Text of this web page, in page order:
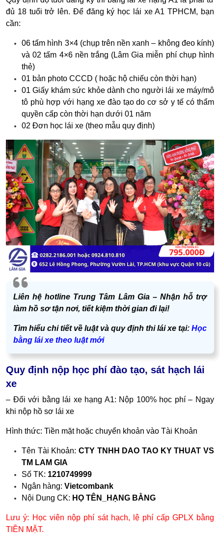
đủ 18 tuổi trở lên. Để đăng ký học lái xe A1 TPHCM, bạn
cần:
06 tấm hình 3×4 (chụp trên nền xanh – không đeo kính)
và02 tấm 4×6 nền trắng (Lâm Gia miễn phí chụp hình
thẻ)
01 bản photo CCCD ( hoặc hộ chiếu còn thời hạn)
01 Giấy khám sức khỏe dành cho người lái xe máy/mô
tô phù hợp với hạng xe đào tạo do cơ sở y tế có thẩm
quyền cấp còn thời hạn dưới 01 năm
02 Đơn học lái xe (theo mẫu quy định)
Liên hệ hotline Trung Tâm Lâm Gia – Nhận hỗ trợ
làm hồ sơ tận nơi, tiết kiệm thời gian đi lại!
Tìm hiểu chi tiết về luật và quy định thi lái xe tại: Học
bằng lái xe theo luật mới
Quy định nộp học phí đào tạo, sát hạch lái
xe
– Đối với bằng lái xe hạng A1: Nộp 100% học phí – Ngay
khi nộp hồ sơ lái xe
Hình thức: Tiền mặt hoặc chuyển khoản vào Tài Khoản
Tên Tài Khoản: CTY TNHH DAO TAO KY THUAT VS
TM LAM GIA
Số TK: 1210749999
Ngân hàng: Vietcombank
Nội Dung CK: HỌ TÊN_HẠNG BẰNG
Lưu ý: Học viên nộp phí sát hạch, lệ phí cấp GPLX bằng
TIỀN MẶT.